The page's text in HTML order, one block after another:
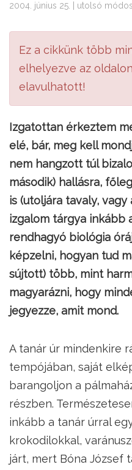
2004. június 25. | utolsó
Ez a cikkünk több
elhelyezve az
elavulhatott!
Izgatottan érkeztem
elé, bár, meg kell
nem hangzott túl
második) hallásra,
is (utoljára tavaly,
izgalom tárgya inkább
rendhagyó biológia
képzelni, hogyan tud
sújtott) több, mint
magyarázni, hogy
jegyezze, amit mond.
A tanár úr mindenkire
tempójában, saját
barangoljon a
részben.
inkább a tanár úrral
krokodilokkal,
járt, mert Bóna József